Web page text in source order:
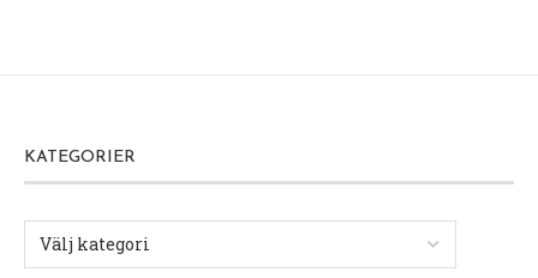
KATEGORIER